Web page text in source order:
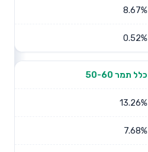
8.67%
0.52%
כלל תמר 50-60
13.26%
7.68%